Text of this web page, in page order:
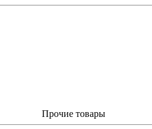
Прочие товары